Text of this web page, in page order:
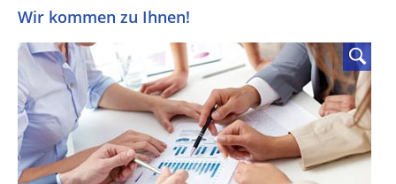
Wir kommen zu Ihnen!